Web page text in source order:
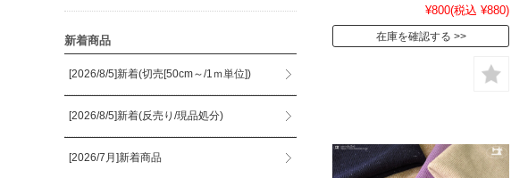
¥800(税込 ¥880)
在庫を確認する
新着商品
[2026/8/5]新着(切売[50cm～/1ｍ単位])
[2026/8/5]新着(反売り/現品処分)
[2026/7月]新着商品